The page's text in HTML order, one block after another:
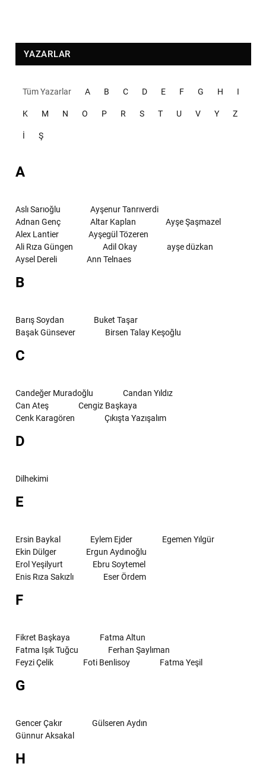
YAZARLAR
Tüm Yazarlar A B C D E F G H I
K M N O P R S T U V Y Z
İ Ş
A
Aslı Sarıoğlu
Ayşenur Tanrıverdi
Adnan Genç
Altar Kaplan
Ayşe Şaşmazel
Alex Lantier
Ayşegül Tözeren
Ali Rıza Güngen
Adil Okay
ayşe düzkan
Aysel Dereli
Ann Telnaes
B
Barış Soydan
Buket Taşar
Başak Günsever
Birsen Talay Keşoğlu
C
Candeğer Muradoğlu
Candan Yıldız
Can Ateş
Cengiz Başkaya
Cenk Karagören
Çıkışta Yazışalım
D
Dilhekimi
E
Ersin Baykal Eylem Ejder
Egemen Yılgür
Ekin Dülger
Ergun Aydınoğlu
Erol Yeşilyurt
Ebru Soytemel
Enis Rıza Sakızlı
Eser Ördem
F
Fikret Başkaya
Fatma Altun
Fatma Işık Tuğcu
Ferhan Şaylıman
Feyzi Çelik
Foti Benlisoy Fatma Yeşil
G
Gencer Çakır
Gülseren Aydın
Günnur Aksakal
H